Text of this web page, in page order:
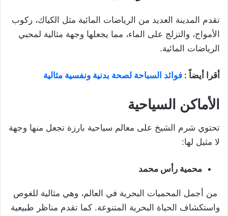
تقدم المدينة العديد من الرياضات المائية مثل الكياك، ركوب
الأمواج، والتزلج على الماء، مما يجعلها وجهة مثالية لمحبي
الرياضات المائية.
أقرا أيضاً : فوائد السباحة لصحة بدنية ونفسية مثالية
الأماكن السياحية
تحتوي شرم الشيخ على معالم سياحية بارزة تجعل منها وجهة
لا مثيل لها:
محمية رأس محمد
من أجمل المحميات البحرية في العالم، وهي مثالية للغوص
واستكشاف الحياة البحرية المتنوعة. كما تقدم مناظر طبيعية